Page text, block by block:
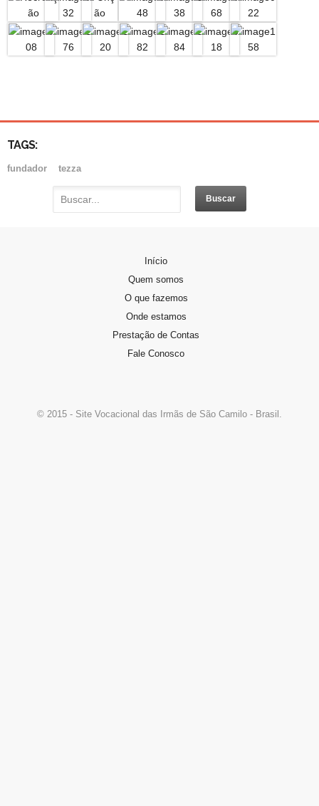
Padre Domingos Gava, nasceu em Vitório…
Se você sente o chamado de…
TAGS:
fundador tezza
Início
Quem somos
O que fazemos
Onde estamos
Prestação de Contas
Fale Conosco
© 2015 - Site Vocacional das Irmãs de São Camilo - Brasil.